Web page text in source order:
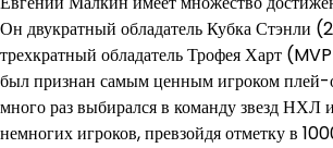
Он двукратный обладатель Кубка Стэнли
трехкратный обладатель Трофея Харт
был признан самым ценным игроком плей-
много раз выбирался в команду звезд НХЛ
немногих игроков, превзойдя отметку в